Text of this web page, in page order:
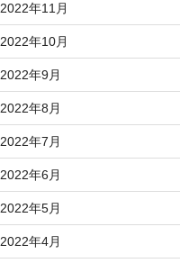
2022年11月
2022年10月
2022年9月
2022年8月
2022年7月
2022年6月
2022年5月
2022年4月